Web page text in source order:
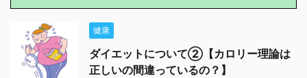
健康
ダイエットについて②【カロリー理論は
正しいの間違っているの？】